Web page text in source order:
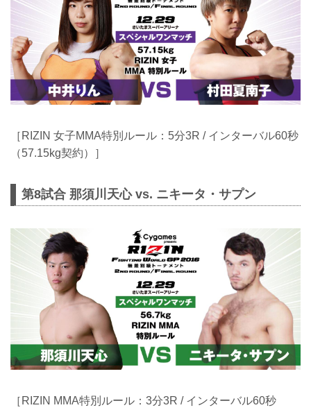
［RIZIN 女子MMA特別ルール：5分3R / インターバル60秒
（57.15kg契約）］
第8試合 那須川天心 vs. ニキータ・サプン
［RIZIN MMA特別ルール：3分3R / インターバル60秒